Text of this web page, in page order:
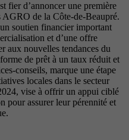
fier d’annoncer une première
de la Côte-de-Beaupré.
soutien financier important
et d’une offre
aux nouvelles tendances du
de prêt à un taux réduit et
conseils, marque une étape
locales dans le secteur
vise à offrir un appui ciblé
pour assurer leur pérennité et